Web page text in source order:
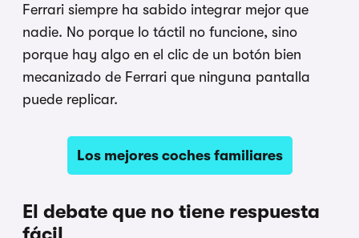
Ferrari siempre ha sabido integrar mejor que
nadie. No porque lo táctil no funcione, sino
porque hay algo en el clic de un botón bien
mecanizado de Ferrari que ninguna pantalla
puede replicar.
Los mejores coches familiares
El debate que no tiene respuesta